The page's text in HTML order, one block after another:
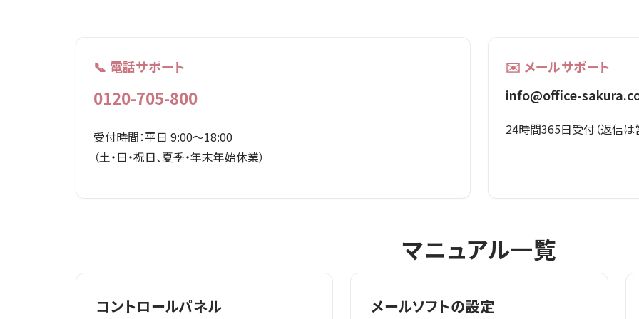
📞 電話サポート
0120-705-800
受付時間：平日 9:00〜18:00
（土・日・祝日、夏季・年末年始休業）
✉️ メールサポート
info@office-
24時間365日受付（返信は
マニュアル一覧
コントロールパネル メールソフトの設定